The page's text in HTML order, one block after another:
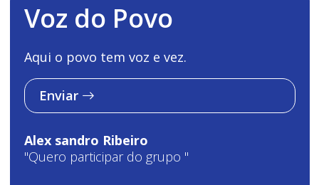
Voz do Povo
Aqui o povo tem voz e vez.
Enviar
Alex sandro Ribeiro
"Quero participar do grupo "